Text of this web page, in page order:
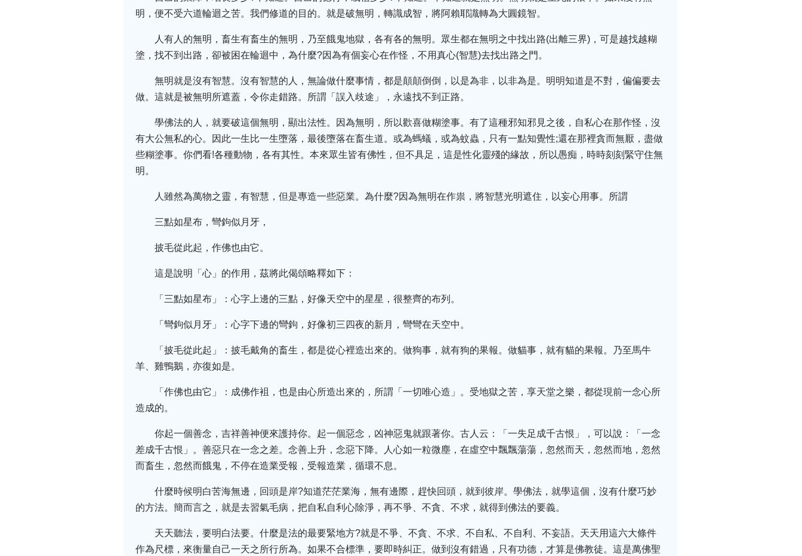
明，便不受六道輪迴之苦。我們修道的目的。就是破無明，轉識成智，將阿賴耶識轉為大圓鏡智。
人有人的無明，畜生有畜生的無明，乃至餓鬼地獄，各有各的無明。眾生都在無明之中找出路(出離三界)，可是越找越糊
塗，找不到出路，卻被困在輪迴中，為什麼?因為有個妄心在作怪，不用真心(智慧)去找出路之門。
無明就是沒有智慧。沒有智慧的人，無論做什麼事情，都是顛顛倒倒，以是為非，以非為是。明明知道是不對，偏偏要去
做。這就是被無明所遮蓋，令你走錯路。所謂「誤入歧途」，永遠找不到正路。
學佛法的人，就要破這個無明，顯出法性。因為無明，所以歡喜做糊塗事。有了這種邪知邪見之後，自私心在那作怪，沒
有大公無私的心。因此一生比一生墮落，最後墮落在畜生道。或為螞蟻，或為蚊蟲，只有一點知覺性;還在那裡貪而無厭，盡做
些糊塗事。你們看!各種動物，各有其性。本來眾生皆有佛性，但不具足，這是性化靈殘的緣故，所以愚痴，時時刻刻緊守住無
明。
人雖然為萬物之靈，有智慧，但是專造一些惡業。為什麼?因為無明在作祟，將智慧光明遮住，以妄心用事。所謂
三點如星布，彎鉤似月牙，
披毛從此起，作佛也由它。
這是說明「心」的作用，茲將此偈頌略釋如下：
「三點如星布」：心字上邊的三點，好像天空中的星星，很整齊的布列。
「彎鉤似月牙」：心字下邊的彎鉤，好像初三四夜的新月，彎彎在天空中。
「披毛從此起」：披毛戴角的畜生，都是從心裡造出來的。做狗事，就有狗的果報。做貓事，就有貓的果報。乃至馬牛
羊、雞鴨鵝，亦復如是。
「作佛也由它」：成佛作袓，也是由心所造出來的，所謂「一切唯心造」。受地獄之苦，享天堂之樂，都從現前一念心所
造成的。
你起一個善念，吉祥善神便來護持你。起一個惡念，凶神惡鬼就跟著你。古人云：「一失足成千古恨」，可以說：「一念
差成千古恨」。善惡只在一念之差。念善上升，念惡下降。人心如一粒微塵，在虛空中飄飄蕩蕩，忽然而天，忽然而地，忽然
而畜生，忽然而餓鬼，不停在造業受報，受報造業，循環不息。
什麼時候明白苦海無邊，回頭是岸?知道茫茫業海，無有邊際，趕快回頭，就到彼岸。學佛法，就學這個，沒有什麼巧妙
的方法。簡而言之，就是去習氣毛病，把自私自利心除淨，再不爭、不貪、不求，就得到佛法的要義。
天天聽法，要明白法要。什麼是法的最要緊地方?就是不爭、不貪、不求、不自私、不自利、不妄語。天天用這六大條件
作為尺標，來衡量自己一天之所行所為。如果不合標準，要即時糾正。做到沒有錯過，只有功德，才算是佛教徒。這是萬佛聖